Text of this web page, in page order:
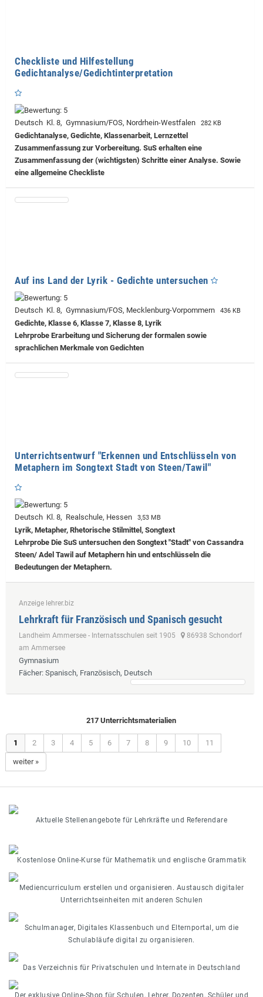
Checkliste und Hilfestellung
Gedichtanalyse/Gedichtinterpretation
Deutsch Kl. 8, Gymnasium/FOS, Nordrhein-Westfalen 282 KB
Gedichtanalyse, Gedichte, Klassenarbeit, Lernzettel
Zusammenfassung zur Vorbereitung. SuS erhalten eine
Zusammenfassung der (wichtigsten) Schritte einer Analyse. Sowie
eine allgemeine Checkliste
Auf ins Land der Lyrik - Gedichte untersuchen
Deutsch Kl. 8, Gymnasium/FOS, Mecklenburg-Vorpommern 436 KB
Gedichte, Klasse 6, Klasse 7, Klasse 8, Lyrik
Lehrprobe Erarbeitung und Sicherung der formalen sowie
sprachlichen Merkmale von Gedichten
Unterrichtsentwurf "Erkennen und Entschlüsseln von
Metaphern im Songtext Stadt von Steen/Tawil"
Deutsch Kl. 8, Realschule, Hessen 3,53 MB
Lyrik, Metapher, Rhetorische Stilmittel, Songtext
Lehrprobe Die SuS untersuchen den Songtext "Stadt" von Cassandra
Steen/ Adel Tawil auf Metaphern hin und entschlüsseln die
Bedeutungen der Metaphern.
Anzeige lehrer.biz
Lehrkraft für Französisch und Spanisch gesucht
Landheim Ammersee - Internatsschulen seit 1905
86938 Schondorf
am Ammersee
Gymnasium
Fächer: Spanisch, Französisch, Deutsch
217 Unterrichtsmaterialien
1 2 3 4 5 6 7 8 9 10 11
weiter »
Aktuelle Stellenangebote für Lehrkräfte und Referendare
Kostenlose Online-Kurse für Mathematik und englische Grammatik
Mediencurriculum erstellen und organisieren. Austausch digitaler
Unterrichtseinheiten mit anderen Schulen
Schulmanager, Digitales Klassenbuch und Elternportal, um die
Schulabläufe digital zu organisieren.
Das Verzeichnis für Privatschulen und Internate in Deutschland
Der exklusive Online-Shop für Schulen, Lehrer, Dozenten, Schüler und